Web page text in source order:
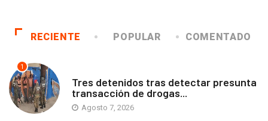
RECIENTE POPULAR COMENTADO
1
Tres detenidos tras detectar presunta
transacción de drogas...
Agosto 7, 2026